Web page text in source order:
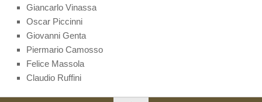
Giancarlo Vinassa
Oscar Piccinni
Giovanni Genta
Piermario Camosso
Felice Massola
Claudio Ruffini